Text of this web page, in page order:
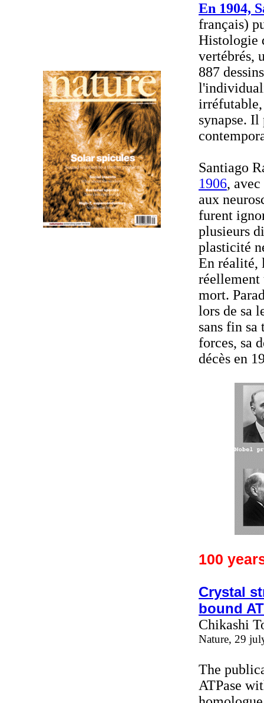
En 1904,
français)
Histologie
vertébrés,
887
irréfutable,
synapse. Il
Santiago
1906,
aux
furent
plusieurs
plasticité
En réalité,
réellement
mort.
lors de sa
sans fin sa
forces, sa
décès en
100
Crystal
bound
Chikashi
Nature, 29
The
ATPase